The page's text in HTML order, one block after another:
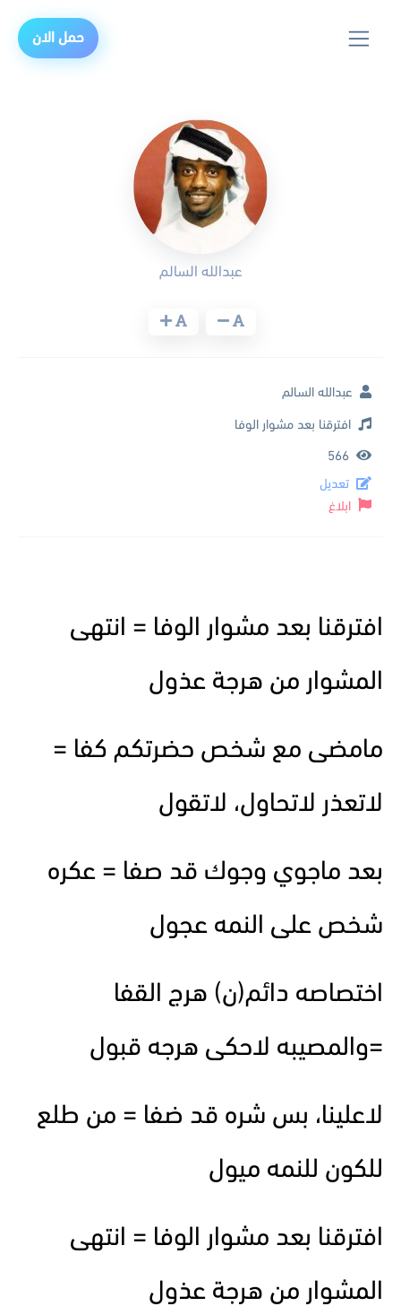
حمل الان
افترقنا بعد مشوار الوفا = انتهى
المشوار من هرجة عذول
مامضى مع شخص حضرتكم كفا =
لاتعذر لاتحاول، لاتقول
بعد ماجوي وجوك قد صفا = عكره
شخص على النمه عجول
اختصاصه دائم(ن) هرج القفا
=والمصيبه لاحكى هرجه قبول
لاعلينا، بس شره قد ضفا = من طلع
للكون للنمه ميول
افترقنا بعد مشوار الوفا = انتهى
المشوار من هرجة عذول
عبدالله السالم
عبدالله السالم
افترقنا بعد مشوار الوفا
566
تعديل
ابلاغ